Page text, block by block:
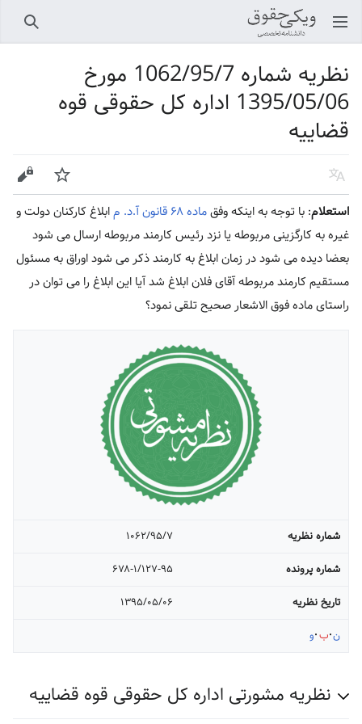
باز کردن منو اصلی جستجو
نظریه شماره 1062/95/7 مورخ
1395/05/06 اداره کل حقوقی قوه
قضاییه
زبان پیگیری ویرایش
استعلام: با توجه به اینکه وفقماده ۶۸ قانون آ.د. م
ابلاغ کارکنان دولت و
غیره به کارگزینی مربوطه یا نزد رئیس کارمند مربوطه ارسال می شود
بعضا دیده می شود در زمان ابلاغ به کارمند ذکر می شود اوراق به مسئول
مستقیم کارمند مربوطه آقای فلان ابلاغ شد آیا این ابلاغ را می توان در
راستای ماده فوق الاشعار صحیح تلقی نمود؟
شماره نظریه
۱۰۶۲/۹۵/۷
شماره پرونده
۶۷۸-۱/۱۲۷-۹۵
تاریخ نظریه
۱۳۹۵/۰۵/۰۶
ن ب و
نظریه مشورتی اداره کل حقوقی قوه قضاییه